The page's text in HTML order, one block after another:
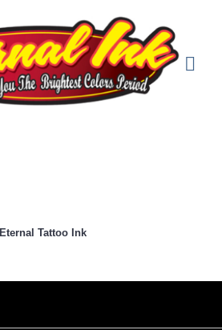
Eternal Tattoo Ink